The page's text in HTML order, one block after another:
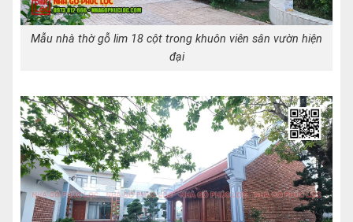
Mẫu nhà thờ gỗ lim 18 cột trong khuôn viên sân vườn hiện
đại